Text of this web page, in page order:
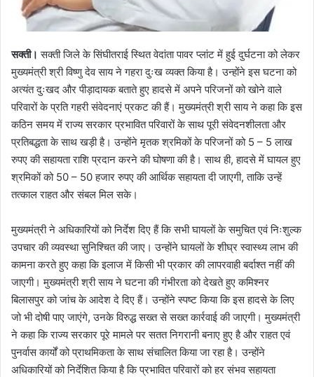
सक्ती। सक्ती जिले के सिंघीतराई स्थित वेदांता पावर प्लांट में हुई दुर्घटना को लेकर
मुख्यमंत्री श्री विष्णु देव साय ने गहरा दुःख व्यक्त किया है। उन्होंने इस घटना को
अत्यंत दुःखद और पीड़ादायक बताते हुए हादसे में अपने परिजनों को खोने वाले
परिवारों के प्रति गहरी संवेदनाएं प्रकट की हैं। मुख्यमंत्री श्री साय ने कहा कि इस
कठिन समय में राज्य सरकार प्रभावित परिवारों के साथ पूरी संवेदनशीलता और
प्रतिबद्धता के साथ खड़ी है। उन्होंने मृतक श्रमिकों के परिजनों को 5 – 5 लाख
रुपए की सहायता राशि प्रदान करने की घोषणा की है। साथ ही, हादसे में घायल हुए
श्रमिकों को 50 – 50 हजार रुपए की आर्थिक सहायता दी जाएगी, ताकि उन्हें
तत्काल राहत और संबल मिल सके।
मुख्यमंत्री ने अधिकारियों को निर्देश दिए हैं कि सभी घायलों के समुचित एवं निःशुल्क
उपचार की व्यवस्था सुनिश्चित की जाए। उन्होंने घायलों के शीघ्र स्वास्थ्य लाभ की
कामना करते हुए कहा कि इलाज में किसी भी प्रकार की लापरवाही बर्दाश्त नहीं की
जाएगी। मुख्यमंत्री श्री साय ने घटना की गंभीरता को देखते हुए कमिश्नर
बिलासपुर को जांच के आदेश दे दिए हैं। उन्होंने स्पष्ट किया कि इस हादसे के लिए
जो भी दोषी पाए जाएंगे, उनके विरुद्ध सख्त से सख्त कार्रवाई की जाएगी। मुख्यमंत्री
ने कहा कि राज्य सरकार पूरे मामले पर सतत निगरानी बनाए हुए है और राहत एवं
पुनर्वास कार्यों को प्राथमिकता के साथ संचालित किया जा रहा है। उन्होंने
अधिकारियों को निर्देशित किया है कि प्रभावित परिवारों को हर संभव सहायता